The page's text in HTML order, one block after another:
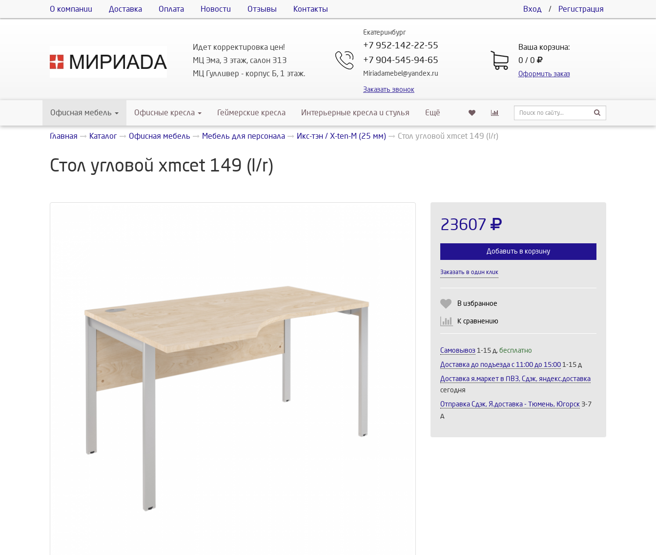
О компании Доставка Оплата Новости Отзывы Контакты Вход / Регистрация
Идет корректировка цен!
МЦ Эма, 3 этаж, салон 313
МЦ Гулливер - корпус Б, 1 этаж.
Екатеринбург
+7 952-142-22-55
+7 904-545-94-65
Miriadamebel@yandex.ru
Заказать звонок
Ваша корзина:
0 / 0
Оформить заказ
Офисная мебель Офисные кресла Геймерские кресла Интерьерные кресла и стулья Ещё
Главная Каталог Офисная мебель Мебель для персонала Икс-тэн / X-ten-М (25 мм) Стол угловой xmcet 149 (l/r)
Стол угловой xmcet 149 (l/r)
23607
Добавить в корзину
Заказать в один клик
В избранное
К сравнению
Самовывоз 1-15 д, бесплатно
Доставка до подъезда c 11:00 до 15:00 1-15 д
Доставка я.маркет в ПВЗ, Сдэк, яндекс.доставка
сегодня
Отправка Сдэк, Я.доставка - Тюмень, Югорск 3-7
д